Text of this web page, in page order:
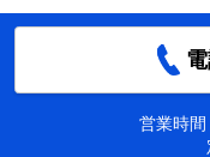
営業時間